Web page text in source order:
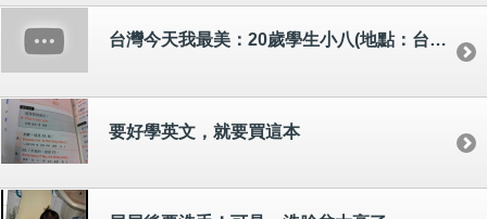
台灣今天我最美：20歲學生小八(地點：台北市松壽路松智公園)
要好學英文，就要買這本